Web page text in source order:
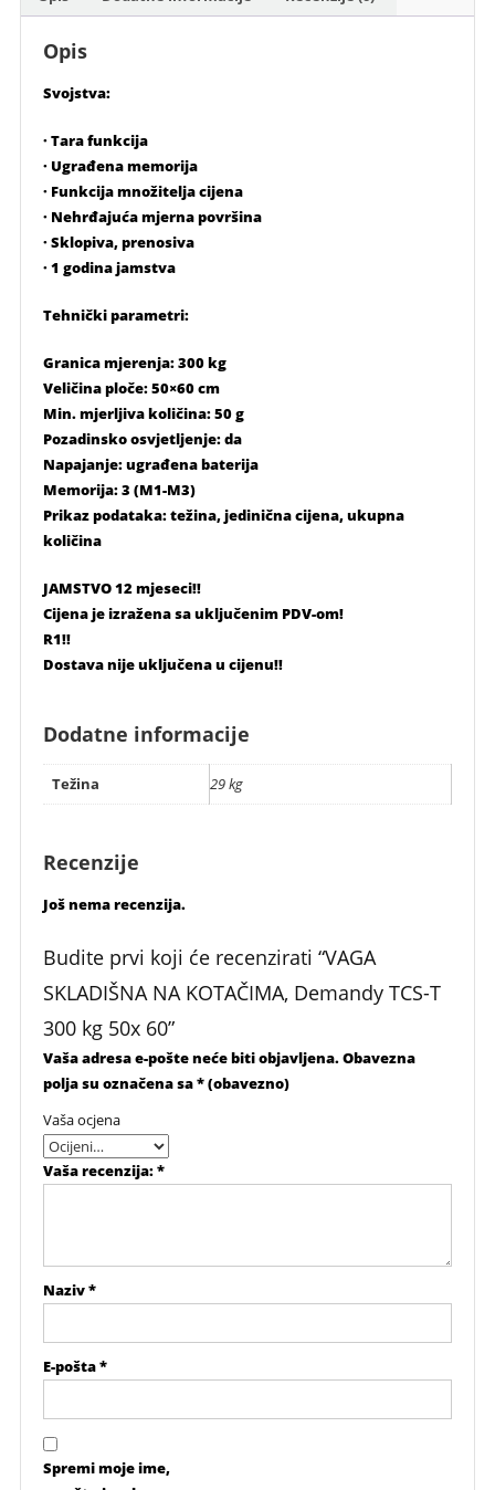
300
Opis
Svojstva:
· Tara funkcija
· Ugrađena memorija
· Funkcija množitelja cijena
· Nehrđajuća mjerna površina
· Sklopiva, prenosiva
· 1 godina jamstva
Tehnički parametri:
Granica mjerenja: 300 kg
Veličina ploče: 50×60 cm
Min. mjerljiva količina: 50 g
Pozadinsko osvjetljenje: da
Napajanje: ugrađena baterija
Memorija: 3 (M1-M3)
Prikaz podataka: težina, jedinična cijena, ukupna
količina
JAMSTVO 12 mjeseci!!
Cijena je izražena sa uključenim PDV-om!
R1!!
Dostava nije uključena u cijenu!!
Dodatne informacije
Težina 29 kg
Recenzije
Još nema recenzija.
Budite prvi koji će recenzirati “VAGA
SKLADIŠNA NA KOTAČIMA, Demandy TCS-T
300 kg 50x 60”
Vaša adresa e-pošte neće biti objavljena.Obavezna
polja su označena sa* (obavezno)
Vaša ocjena
Vaša recenzija:*
Naziv*
E-pošta*
Spremi moje ime,